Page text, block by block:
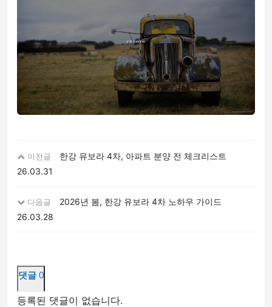
이전글
한강 유보라 4차, 아파트 분양 전 체크리스트
26.03.31
다음글
2026년 봄, 한강 유보라 4차 노하우 가이드
26.03.28
댓글 0
등록된 댓글이 없습니다.